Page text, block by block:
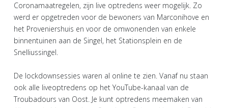
Coronamaatregelen, zijn live optredens weer mogelijk. Zo
werd er opgetreden voor de bewoners van Marconihove en
het Proveniershuis en voor de omwonenden van enkele
binnentuinen aan de Singel, het Stationsplein en de
Snelliussingel.
De lockdownsessies waren al online te zien. Vanaf nu staan
ook alle liveoptredens op het YouTube-kanaal van de
Troubadours van Oost. Je kunt optredens meemaken van